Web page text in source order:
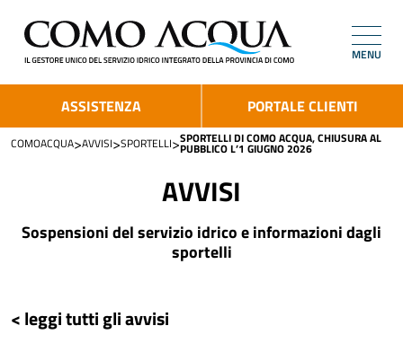
MENU
ASSISTENZA PORTALE CLIENTI
COMOACQUA>AVVISI>SPORTELLI>SPORTELLI DI COMO ACQUA, CHIUSURA AL
PUBBLICO L’1 GIUGNO 2026
AVVISI
Sospensioni del servizio idrico e informazioni dagli
sportelli
< leggi tutti gli avvisi